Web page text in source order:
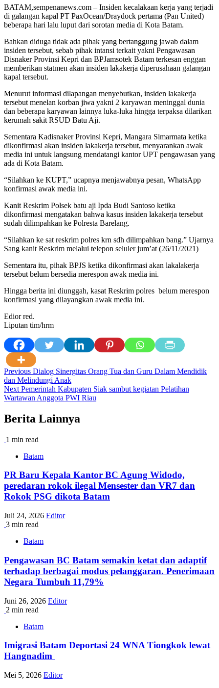
BATAM,sempenanews.com – Insiden kecalakaan kerja yang terjadi
di galangan kapal PT PaxOcean/Draydock pertama (Pan United)
beberapa hari lalu luput dari sorotan media di Kota Batam.
Bahkan diduga tidak ada pihak yang bertanggung jawab dalam
insiden tersebut, sebab pihak intansi terkait yakni Pengawasan
Disnaker Provinsi Kepri dan BPJamsotek Batam terkesan enggan
memberikan statmen akan insiden lakakerja diperusahaan galangan
kapal tersebut.
Menurut informasi dilapangan menyebutkan, insiden lakakerja
tersebut menelan korban jiwa yakni 2 karyawan meninggal dunia
dan beberapa karyawan lainnya luka-luka hingga terpaksa dilarikan
kerumah sakit RSUD Batu Aji.
Sementara Kadisnaker Provinsi Kepri, Mangara Simarmata ketika
dikonfirmasi akan insiden lakakerja tersebut, menyarankan awak
media ini untuk langsung mendatangi kantor UPT pengawasan yang
ada di Kota Batam.
“Silahkan ke KUPT,” ucapnya menjawabnya pesan, WhatsApp
konfirmasi awak media ini.
Kanit Reskrim Polsek batu aji Ipda Budi Santoso ketika
dikonfirmasi mengatakan bahwa kasus insiden lakakerja tersebut
sudah dilimpahkan ke Polresta Barelang.
“Silahkan ke sat reskrim polres krn sdh dilimpahkan bang.” Ujarnya
Sang kanit Reskrim melalui telepon seluler jum’at (26/11/2021)
Sementara itu, pihak BPJS ketika dikonfirmasi akan lakalakerja
tersebut belum bersedia merespon awak media ini.
Hingga berita ini diunggah, kasat Reskrim polres belum merespon
konfirmasi yang dilayangkan awak media ini.
Edior red.
Liputan tim/hrm
Post
navigation
Previous Dialog Sinergitas Orang Tua dan Guru Dalam Mendidik
dan Melindungi Anak
Next Pemerintah Kabupaten Siak sambut kegiatan Pelatihan
Wartawan Anggota PWI Riau
Berita Lainnya
1 min read
Batam
PR Baru Kepala Kantor BC Agung Widodo,
peredaran rokok ilegal Mensester dan VR7 dan
Rokok PSG dikota Batam
Juli 24, 2026 Editor
3 min read
Batam
Pengawasan BC Batam semakin ketat dan adaptif
terhadap berbagai modus pelanggaran. Penerimaan
Negara Tumbuh 11,79%
Juni 26, 2026 Editor
2 min read
Batam
Imigrasi Batam Deportasi 24 WNA Tiongkok lewat
Hangnadim
Mei 5, 2026 Editor